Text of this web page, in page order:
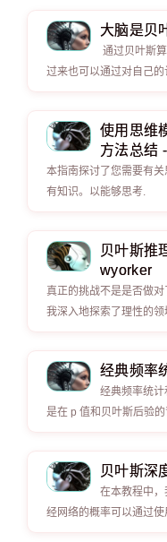
大脑是贝
通过贝叶斯
过来也可以通过对自己
使用思维
方法总结
本指南探讨了您需要有
有知识。以能够思考.
贝叶斯推
wyorker
真正的挑战不是是否做对
我深入地探索了理性的领
经典频率
经典频率统计
是在 p 值和贝叶斯后验
贝叶斯深
在本教程中
经网络的概率可以通过